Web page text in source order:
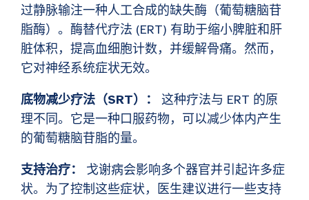
过静脉输注一种人工合成的缺失酶（葡萄糖脑苷
脂酶）。酶替代疗法 (ERT) 有助于缩小脾脏和肝
脏体积，提高血细胞计数，并缓解骨痛。然而，
它对神经系统症状无效。
底物减少疗法（SRT）：
这种疗法与 ERT 的原
理不同。它是一种口服药物，可以减少体内产生
的葡萄糖脑苷脂的量。
支持治疗：
戈谢病会影响多个器官并引起许多症
状。为了控制这些症状，医生建议进行一些支持